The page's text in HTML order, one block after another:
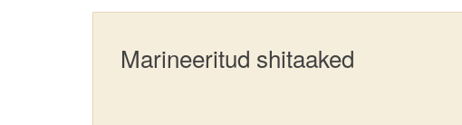
Marineeritud shitaaked